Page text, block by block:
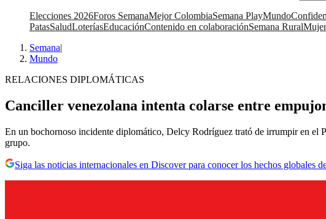
Elecciones 2026Foros SemanaMejor ColombiaSemana PlayMundo
PatasSaludLoteríasEducaciónContenido en colaboraciónSemana Rural
Semana|
Mundo
RELACIONES DIPLOMÁTICAS
Canciller venezolana intenta colarse entre
En un bochornoso incidente diplomático, Delcy Rodríguez trató de irrumpir en el
grupo.
Siga las noticias internacionales en Discover para conocer los hechos globales